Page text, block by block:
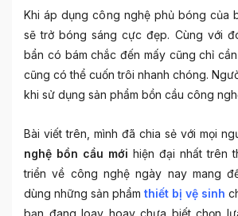
Khi áp dụng công nghệ phủ bóng của
sẽ trở bóng sáng cực đẹp. Cùng với
bẩn có bám chắc đến mấy cũng chỉ
cũng có thể cuốn trôi nhanh chóng.
khi sử dụng sản phẩm bồn cầu công
Bài viết trên, mình đã chia sẻ với mọi
nghệ bồn cầu mới hiện đại nhất trên
triển về công nghệ ngày nay mang
dùng những sản phẩm thiết bị vệ sinh
bạn đang loay hoay chưa biết chọn